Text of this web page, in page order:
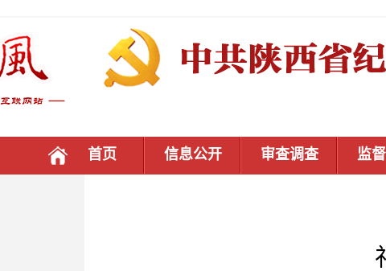
首页 信息公开 审查调查 监